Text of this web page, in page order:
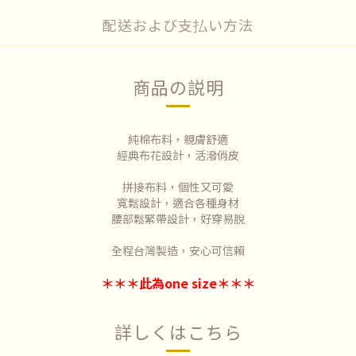
配送および支払い方法
商品の説明
純棉布料，親膚舒適
經典布花設計，活潑俏皮
拼接布料，個性又可愛
寬鬆設計，適合各種身材
腰部鬆緊帶設計，好穿易脫
全程台灣製造，安心可信賴
＊＊＊此為one size＊＊＊
詳しくはこちら